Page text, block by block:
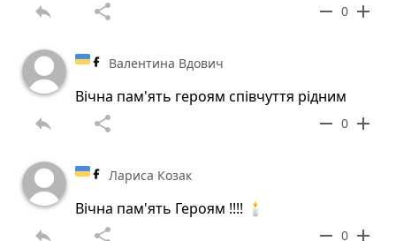
reply share remove 0 add
Валентина Вдович
Вічна пам'ять героям співчуття рідним
reply share remove 0 add
Лариса Козак
Вічна пам'ять Героям !!!! 🕯️
reply share remove 0 add